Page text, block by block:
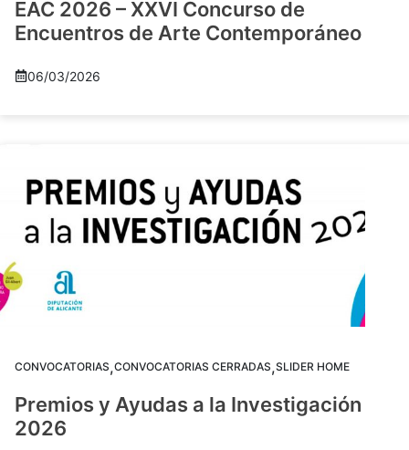
EAC 2026 – XXVI Concurso de
Encuentros de Arte Contemporáneo
06/03/2026
CONVOCATORIAS,CONVOCATORIAS CERRADAS,SLIDER HOME
Premios y Ayudas a la Investigación
2026